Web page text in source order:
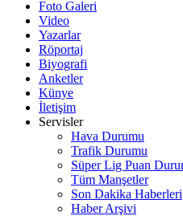
Foto Galeri
Video
Yazarlar
Röportaj
Biyografi
Anketler
Künye
İletişim
Servisler
Hava Durumu
Trafik Durumu
Süper Lig Puan
Tüm Manşetler
Son Dakika Haberleri
Haber Arşivi